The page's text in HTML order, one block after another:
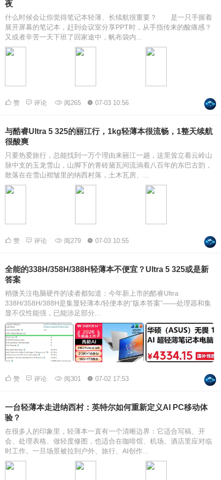
夜
什么时候会让你觉得笔记本轻薄、长续航很重要？ 是一只手握着
展开屏幕的笔记本，赶到会议室分享PPT时，从手指传来的酸痛感？
又或者辛苦一天下班了回家途中，帆布袋内...
赞 评论 阅265 07-03 10:56
与酷睿Ultra 5 325的丽江行，1kg轻薄本很流畅，1整天续航
很酸爽
只要热爱旅行，总能找到一万个理由来丽江一趟，这里耸立着云岭山
脉中支的玉龙雪山，山脚下的青砖黛瓦间流淌着八百年的东巴古韵，
散落在在雪山褶皱里的纳西村落，土木瓦房、...
赞 评论 阅279 07-03 10:55
全能的338H/358H/388H轻薄本不便宜？Ultra 5 325或是新
答案
稍微关注电脑硬件的读者都知道：今年新上市的酷睿Ultra
338H/358H/388H是集显轻薄本/轻便本的“版本答案”——处理器和集
显不仅性能强，已能涉足部分...
赞 评论 阅301 07-02 17:53
一台轻薄本走进纳西村：英特尔如何重新定义AI PC移动体
验？
在很多人的印象里，轻薄本一直有一个清晰边界：它适合写稿、开
会、处理表格、做轻度修图，也适合在咖啡馆、机场、酒店里应对临
时工作。一旦场景被拉到户外、旅行、AI创作...